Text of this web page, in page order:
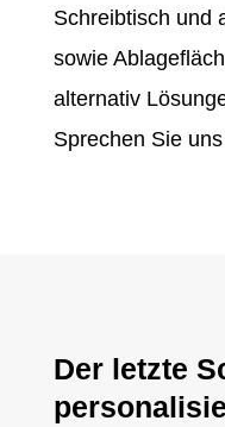
Schreibtisch und
sowie
alternativ
Sprechen Sie
Der letzte